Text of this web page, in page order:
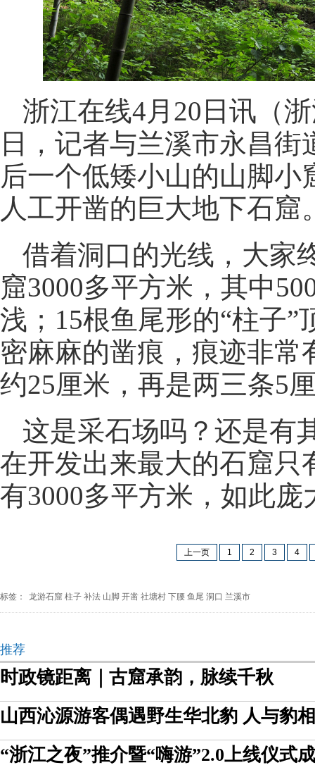
浙江在线4月20日讯（
日，记者与兰溪市永昌
后一个低矮小山的山脚
人工开凿的巨大地下石窟
借着洞口的光线，大家
窟3000多平方米，其中
浅；15根鱼尾形的“柱子
密麻麻的凿痕，痕迹非
约25厘米，再是两三条5
这是采石场吗？还是有
在开发出来最大的石窟只
有3000多平方米，如此
上一页 1 2 3 4
标签： 龙游石窟 柱子 补法 山脚 开凿 社塘村 下腰 鱼尾 洞口 兰溪市
推荐
时政镜距离｜古窟承韵，脉续千秋
山西沁源游客偶遇野生华北豹 人与豹
“浙江之夜”推介暨“嗨游”2.0上线仪式